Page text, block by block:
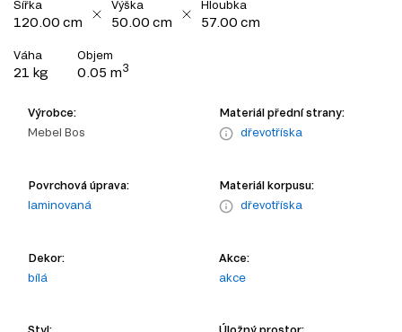
Šířka
120.00 cm
Výška
50.00 cm
Hloubka
57.00 cm
Váha
21 kg
Objem
0.05 m3
Výrobce:
Mebel Bos
Materiál přední strany:
dřevotříska
Povrchová úprava:
laminovaná
Materiál korpusu:
dřevotříska
Dekor:
bílá
Akce:
akce
Styl: Úložný prostor: